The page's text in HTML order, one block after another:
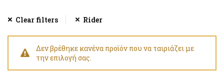
Clear filters Rider
Δεν βρέθηκε κανένα προϊόν που να ταιριάζει με
την επιλογή σας.